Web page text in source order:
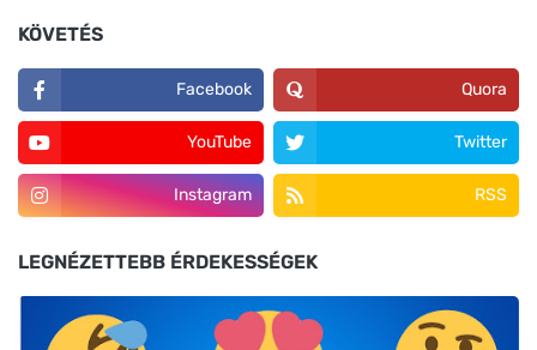
KÖVETÉS
Facebook Quora
YouTube Twitter
Instagram RSS
LEGNÉZETTEBB ÉRDEKESSÉGEK